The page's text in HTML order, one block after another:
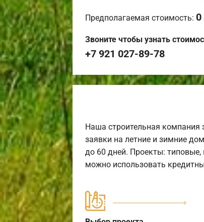
Предполагаемая стоимость: 0
Звоните чтобы узнать
+7 921 027-89-78
Наша строительная компания
заявки на летние и зимние
до 60 дней. Проекты: типовые,
можно использовать